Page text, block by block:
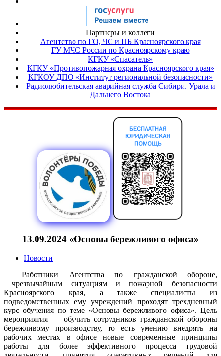
Партнеры и коллеги
Агентство по ГО, ЧС и ПБ Красноярского края
ГУ МЧС России по Красноярскому краю
КГКУ «Спасатель»
КГКУ «Противопожарная охрана Красноярского края»
КГКОУ ДПО «Институт региональной безопасности»
Радиолюбительская аварийная служба Сибири, Урала и
Дальнего Востока
13.09.2024 «Основы бережливого офиса»
Новости
Работники Агентства по гражданской обороне,
чрезвычайным ситуациям и пожарной безопасности
Красноярского края, а также специалисты из
подведомственных ему учреждений проходят трехдневный
курс обучения по теме «Основы бережливого офиса». Цель
мероприятия — обучить сотрудников гражданской обороны
бережливому производству, то есть умению внедрять на
рабочих местах в офисе новые современные принципы
работы для более эффективного процесса трудовой